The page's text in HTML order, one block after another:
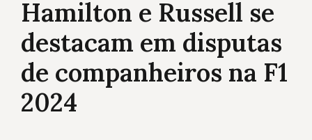
Hamilton e Russell se
destacam em disputas
de companheiros na F1
2024